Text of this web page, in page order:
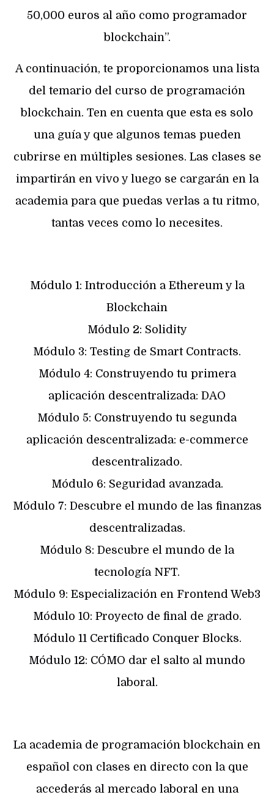
50,000 euros al año como programador
blockchain”.
A continuación, te proporcionamos una lista
del temario del curso de programación
blockchain. Ten en cuenta que esta es solo
una guía y que algunos temas pueden
cubrirse en múltiples sesiones. Las clases se
impartirán en vivo y luego se cargarán en la
academia para que puedas verlas a tu ritmo,
tantas veces como lo necesites.
Módulo 1: Introducción a Ethereum y la
Blockchain
Módulo 2: Solidity
Módulo 3: Testing de Smart Contracts.
Módulo 4: Construyendo tu primera
aplicación descentralizada: DAO
Módulo 5: Construyendo tu segunda
aplicación descentralizada: e-commerce
descentralizado.
Módulo 6: Seguridad avanzada.
Módulo 7: Descubre el mundo de las finanzas
descentralizadas.
Módulo 8: Descubre el mundo de la
tecnología NFT.
Módulo 9: Especialización en Frontend Web3
Módulo 10: Proyecto de final de grado.
Módulo 11 Certificado Conquer Blocks.
Módulo 12: CÓMO dar el salto al mundo
laboral.
La academia de programación blockchain en
español con clases en directo con la que
accederás al mercado laboral en una